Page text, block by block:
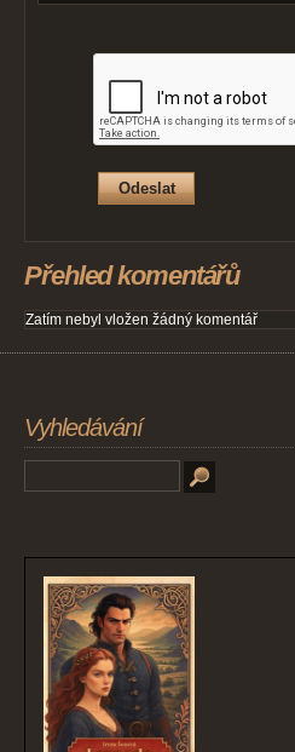
Přehled komentářů
Zatím nebyl vložen žádný komentář
Vyhledávání